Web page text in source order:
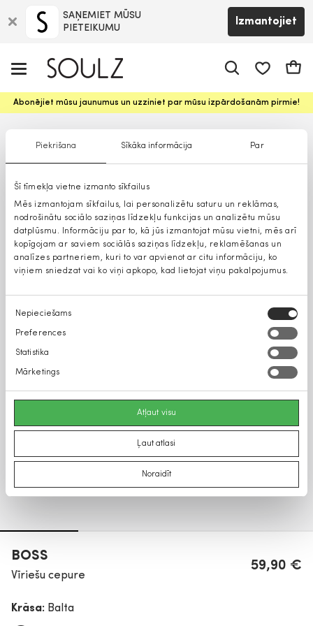
Piekrišana Sīkāka informācija Par
Šī tīmekļa vietne izmanto sīkfailus
Mēs izmantojam sīkfailus, lai personalizētu saturu un reklāmas,
nodrošinātu sociālo saziņas līdzekļu funkcijas un analizētu mūsu
datplūsmu. Informāciju par to, kā jūs izmantojat mūsu vietni, mēs arī
kopīgojam ar saviem sociālās saziņas līdzekļu, reklamēšanas un
analīzes partneriem, kuri to var apvienot ar citu informāciju, ko
viņiem sniedzat vai ko viņi apkopo, kad lietojat viņu pakalpojumus.
Piekrišanas
izvēle
Nepieciešams
Preferences
Statistika
Mārketings
Atļaut visu
Ļaut atlasi
Noraidīt
SAŅEMIET MŪSU
PIETEIKUMU
Izmantojiet
Abonējiet mūsu jaunumus un uzziniet par mūsu izpārdošanām pirmie!
BOSS
Vīriešu cepure
59,90 €
Krāsa: Balta